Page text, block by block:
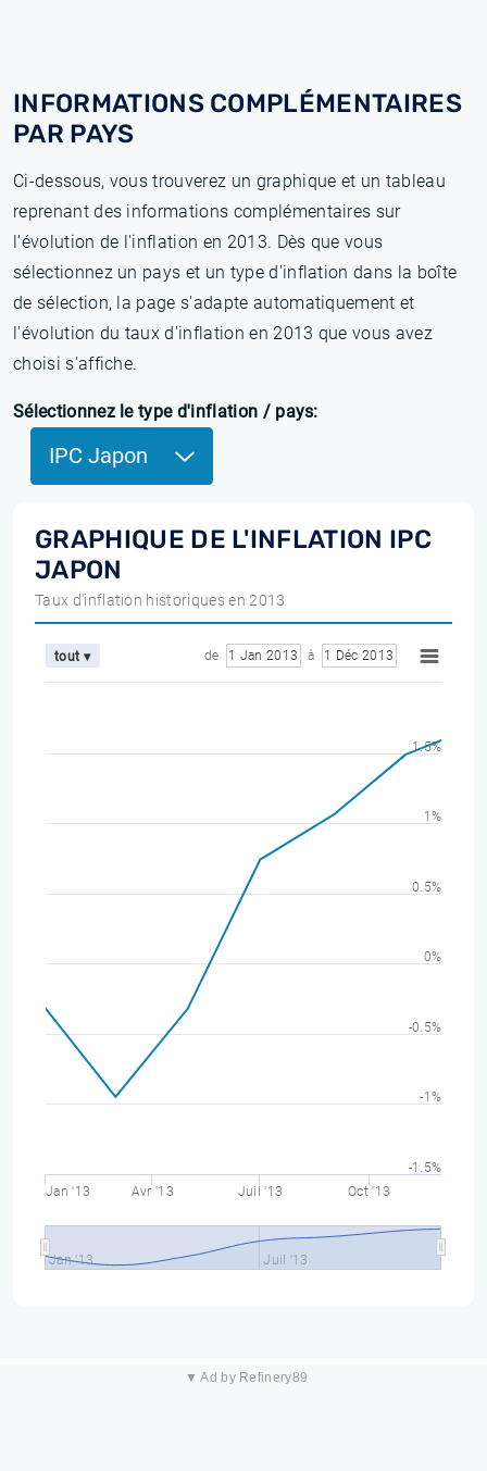
INFORMATIONS COMPLÉMENTAIRES
PAR PAYS
Ci-dessous, vous trouverez un graphique et un tableau
reprenant des informations complémentaires sur
l’évolution de l'inflation en 2013. Dès que vous
sélectionnez un pays et un type d'inflation dans la boîte
de sélection, la page s'adapte automatiquement et
l'évolution du taux d'inflation en 2013 que vous avez
choisi s'affiche.
Sélectionnez le type d'inflation / pays:
IPC Japon
GRAPHIQUE DE L'INFLATION IPC
JAPON
Taux d'inflation historiques en 2013
tout ▾ de 1 Jan 2013 à 1 Déc 2013
Jan '13 Avr '13 Juil '13 Oct '13
Jan '13 Juil '13
-1.5%
-1%
-0.5%
0%
0.5%
1%
1.5%
▼ Ad by Refinery89